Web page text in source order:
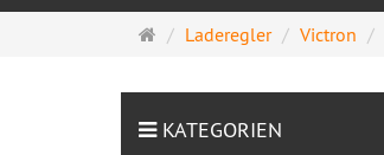
Startseite
Laderegler Victron
KATEGORIEN